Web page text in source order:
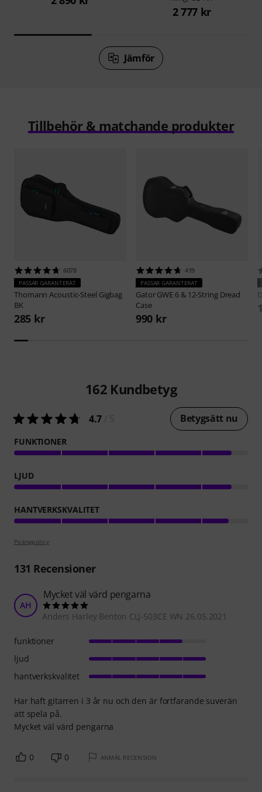
2 777 kr
Jämför
Tillbehör & matchande produkter
6078
PASSAR GARANTERAT
ThomannAcoustic-Steel Gigbag
BK
285 kr
419
PASSAR GARANTERAT
GatorGWE 6 & 12-String Dread
Case
990 kr
162 Kundbetyg
4.7 Betygsätt nu
FUNKTIONER
LJUD
HANTVERKSKVALITET
Poängpolicy
131 Recensioner
AH
Mycket väl värd pengarna
Anders Harley Benton CLJ-503CE WN 26.05.2021
Har haft gitarren i 3 år nu och den är fortfarande suverän
att spela på.
Mycket väl värd pengarna
funktioner
ljud
hantverkskvalitet
0 0 ANMÄL RECENSION